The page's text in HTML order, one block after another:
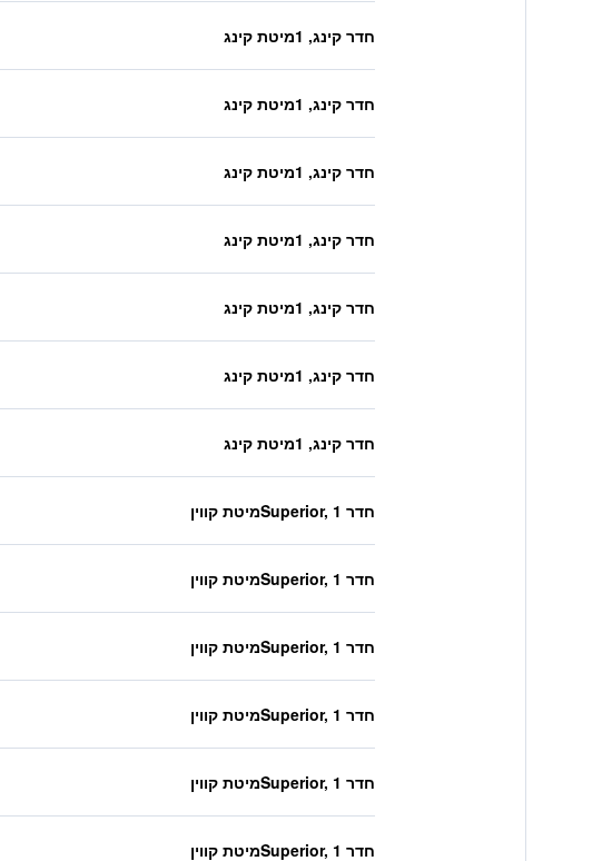
חדר קינג, 1מיטת קינג
חדר קינג, 1מיטת קינג
חדר קינג, 1מיטת קינג
חדר קינג, 1מיטת קינג
חדר קינג, 1מיטת קינג
חדר קינג, 1מיטת קינג
חדר קינג, 1מיטת קינג
חדר Superior, 1מיטת קווין
חדר Superior, 1מיטת קווין
חדר Superior, 1מיטת קווין
חדר Superior, 1מיטת קווין
חדר Superior, 1מיטת קווין
חדר Superior, 1מיטת קווין